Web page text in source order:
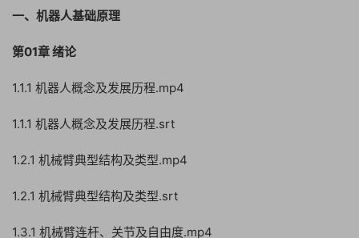
一、机器人基础原理
第01章 绪论
1.1.1 机器人概念及发展历程.mp4
1.1.1 机器人概念及发展历程.srt
1.2.1 机械臂典型结构及类型.mp4
1.2.1 机械臂典型结构及类型.srt
1.3.1 机械臂连杆、关节及自由度.mp4